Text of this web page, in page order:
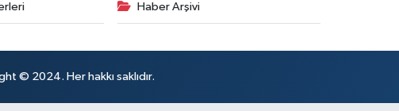
Haber Arşivi
© 2024. Her hakkı saklıdır.